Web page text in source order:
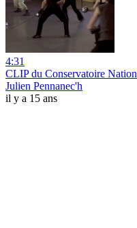
4:31
CLIP du Conservatoire
Julien Pennanec'h
il y a 15 ans